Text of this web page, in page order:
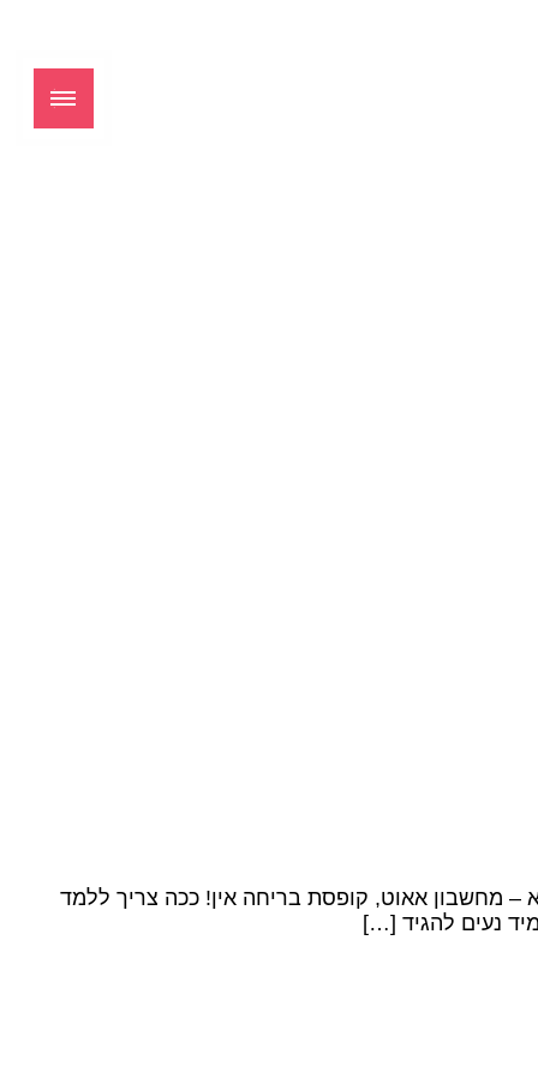
– מחשבון אאוט, קופסת בריחה אין! ככה צריך ללמד
נעים להגיד […]